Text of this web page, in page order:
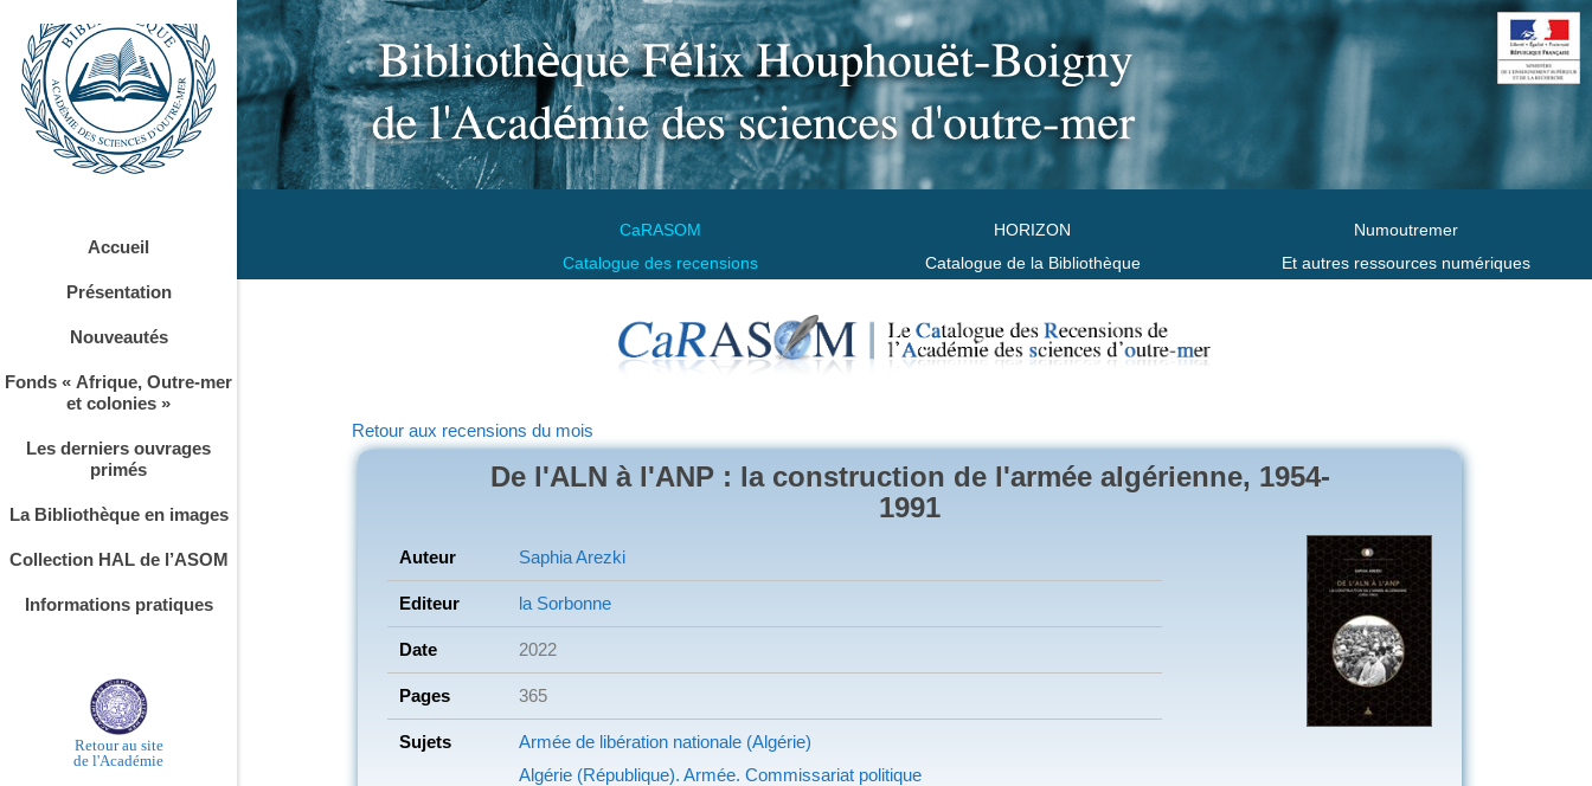
CaRASOM
Catalogue des recensions
HORIZON
Catalogue de la Bibliothèque
Numoutremer
Et autres ressources numériques
Accueil
Présentation
Nouveautés
Fonds « Afrique, Outre-mer
et colonies »
Les derniers ouvrages
primés
La Bibliothèque en images
Collection HAL de l’ASOM
Informations pratiques
Retour au site
de l'Académie
Retour aux recensions du mois
De l'ALN à l'ANP : la construction de l'armée algérienne, 1954-
1991
Auteur Saphia Arezki
Editeur la Sorbonne
Date 2022
Pages 365
Sujets
Armée de libération nationale (Algérie)
Algérie (République). Armée. Commissariat politique